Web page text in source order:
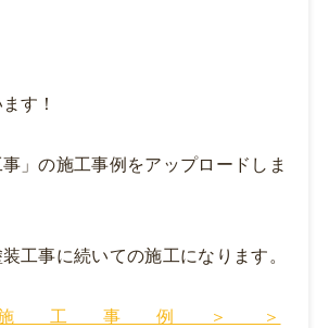
す！
事」の施工事例をアップロードしま
工事に続いての施工になります。
工 事 例 ＞ ＞